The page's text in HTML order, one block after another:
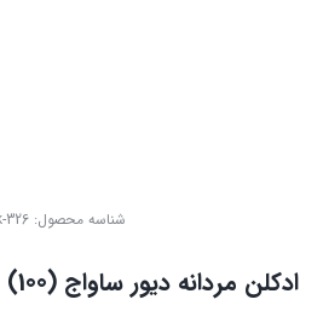
شناسه محصول: 326
ادکلن مردانه دیور ساواج (100) | 25ml